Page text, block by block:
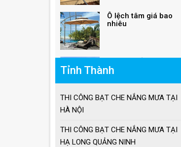
Giá ô lệch tâm vuông
Lưu ý khi sử dụng ô
dù che nắng mưa
Tỉnh Thành
THI CÔNG BẠT CHE NẮNG MƯA TẠI
HÀ NỘI
THI CÔNG BẠT CHE NẮNG MƯA TẠI
HẠ LONG QUẢNG NINH